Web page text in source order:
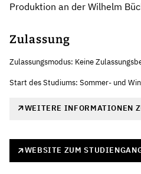
Produktion an der Wilhelm
Zulassung
Zulassungsmodus: Keine
Start des Studiums: Sommer- und
WEITERE INFORMATIONEN
WEBSITE ZUM